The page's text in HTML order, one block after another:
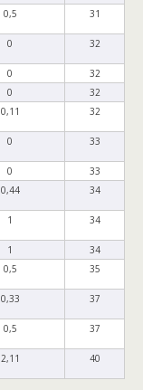
0,5 31
0 32
0
32
0
32
0,11 32
0 33
0
33
0,44 34
1 34
1
34
0,5 35
0,33 37
0,5 37
2,11 40